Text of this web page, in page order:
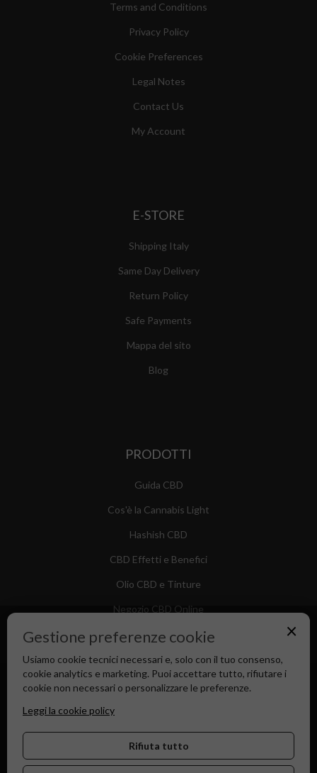
Terms and Conditions
Privacy Policy
Cookie Preferences
Legal Notes
Contact Us
My Account
E-STORE
Shipping Italy
Same Day Delivery
Return Policy
Safe Payments
Mappa del sito
Blog
PRODOTTI
Guida CBD
Cos'è la Cannabis Light
Hashish CBD
CBD Effetti e Benefici
Olio CBD e Tinture
Negozio CBD Online
×
Gestione preferenze cookie
Usiamo cookie tecnici necessari e, solo con il tuo consenso,
cookie analytics e marketing. Puoi accettare tutto, rifiutare i
cookie non necessari o personalizzare le preferenze.
Leggi la cookie policy
Rifiuta tutto
Canapa Market - Il tuo Shop di Fiducia dal 2018